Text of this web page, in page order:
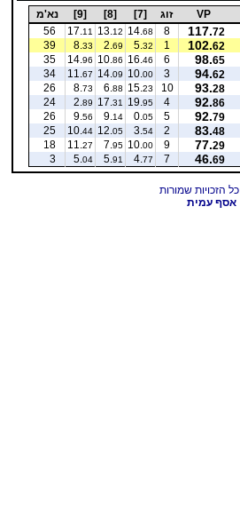
VP זוג [7]
[8]
[9] נא'מ
117.72
8
14. 68
13. 12
17. 11
56
102.62
1
5. 32
2. 69
8. 33
39
98.65
6
16. 46
10. 86
14. 96
35
94.62
3
10. 00
14. 09
11. 67
34
93.28
10
15. 23
6. 88
8. 73
26
92.86
4
19. 95
17. 31
2. 89
24
92.79
5
0. 05
9. 14
9. 56
26
83.48
2
3. 54
12. 05
10. 44
25
77.29
9
10. 00
7. 95
11. 27
18
46.69
7
4. 77
5. 91
5. 04
3
אסף עמית